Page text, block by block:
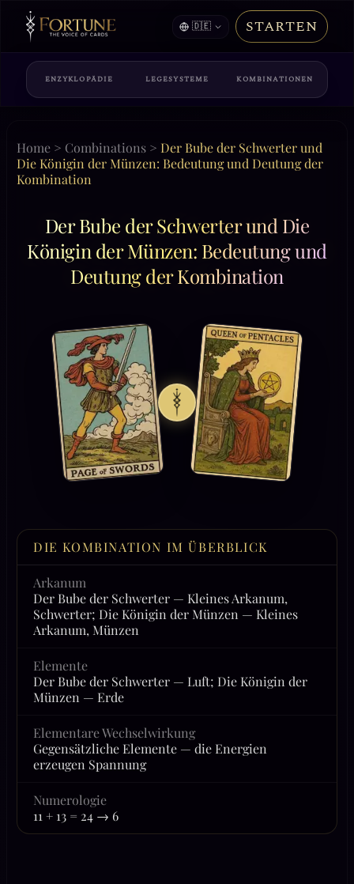
🇩🇪 STARTEN
ENZYKLOPÄDIE LEGESYSTEME KOMBINATIONEN
Home > Combinations > Der Bube der Schwerter und
Die Königin der Münzen: Bedeutung und Deutung der
Kombination
Der Bube der Schwerter und Die
Königin der Münzen: Bedeutung und
Deutung der Kombination
DIE KOMBINATION IM ÜBERBLICK
Arkanum
Der Bube der Schwerter — Kleines Arkanum,
Schwerter; Die Königin der Münzen — Kleines
Arkanum, Münzen
Elemente
Der Bube der Schwerter — Luft; Die Königin der
Münzen — Erde
Elementare Wechselwirkung
Gegensätzliche Elemente — die Energien
erzeugen Spannung
Numerologie
11 + 13 = 24 → 6